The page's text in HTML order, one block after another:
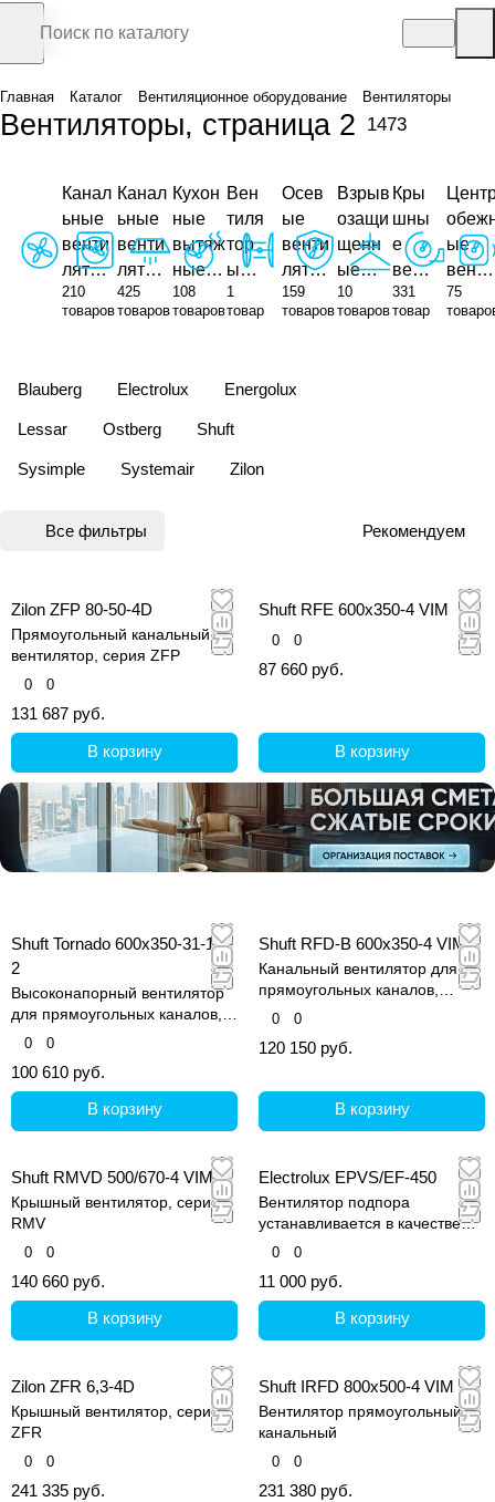
Главная Каталог Вентиляционное оборудование Вентиляторы
Вентиляторы, страница 2 1473
Канал
ьные
венти
лятор
ы для
кругл
ов
210
товаров
Канал
ьные
венти
лятор
ы для
прямо
канал
ов
425
товаров
Кухон
ные
вытяж
ные
венти
лятор
108
товаров
Вен
тиля
тор
ы
дым
оуда
1
товар
Осев
ые
венти
лятор
ы
159
товаров
Взрыв
озащи
щенн
ые
венти
лятор
10
товаров
Кры
шны
е
вент
илят
оры
331
товар
ые
венти
лятор
ы
75
Blauberg Electrolux Energolux
Lessar Ostberg Shuft
Sysimple Systemair Zilon
Все фильтры Рекомендуем
Zilon ZFP 80-50-4D
Прямоугольный канальный
вентилятор, серия ZFP
0 0
131 687 руб.
В корзину
Shuft RFE 600x350-4 VIM
0 0
87 660 руб.
В корзину
Shuft Tornado 600x350-31-1,5-
2
Высоконапорный вентилятор
для прямоугольных каналов,
серия Tornado
0 0
100 610 руб.
В корзину
Shuft RFD-B 600x350-4 VIM
Канальный вентилятор для
прямоугольных каналов,
серия RF-B VIM
0 0
120 150 руб.
В корзину
Shuft RMVD 500/670-4 VIM
Крышный вентилятор, серия
RMV
0 0
140 660 руб.
В корзину
Electrolux EPVS/EF-450
Вентилятор подпора
устанавливается в качестве
опции для приточно-вытяжной
в случае, когда необходим
дополнительный напор
воздуха в системе
0 0
11 000 руб.
В корзину
Zilon ZFR 6,3-4D
Крышный вентилятор, серия
ZFR
0 0
241 335 руб.
Shuft IRFD 800х500-4 VIM
Вентилятор прямоугольный
канальный
0 0
231 380 руб.